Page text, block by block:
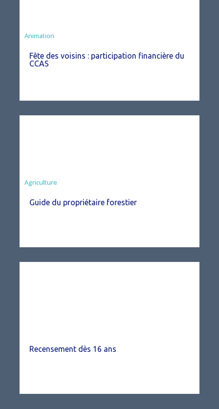
Animation
Fête des voisins : participation financière du
CCAS
Agriculture
Guide du propriétaire forestier
Recensement dès 16 ans